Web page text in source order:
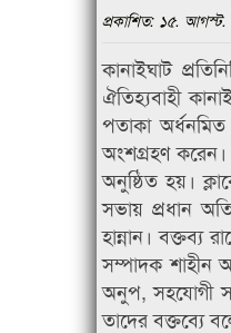
প্রকাশিত: ১৫.
কানাইঘাট
ঐতিহ্যবাহী
পতাকা অর্ধনমিত
অংশগ্রহণ
অনুষ্ঠিত হয়।
সভায় প্রধান
হান্নান। বক্তব্য
সম্পাদক শাহীন
অনুপ, সহযোগী
তাদের বক্তব্যে